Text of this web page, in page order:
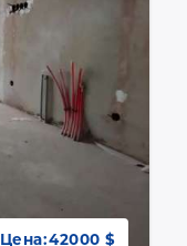
Цена:42000 $